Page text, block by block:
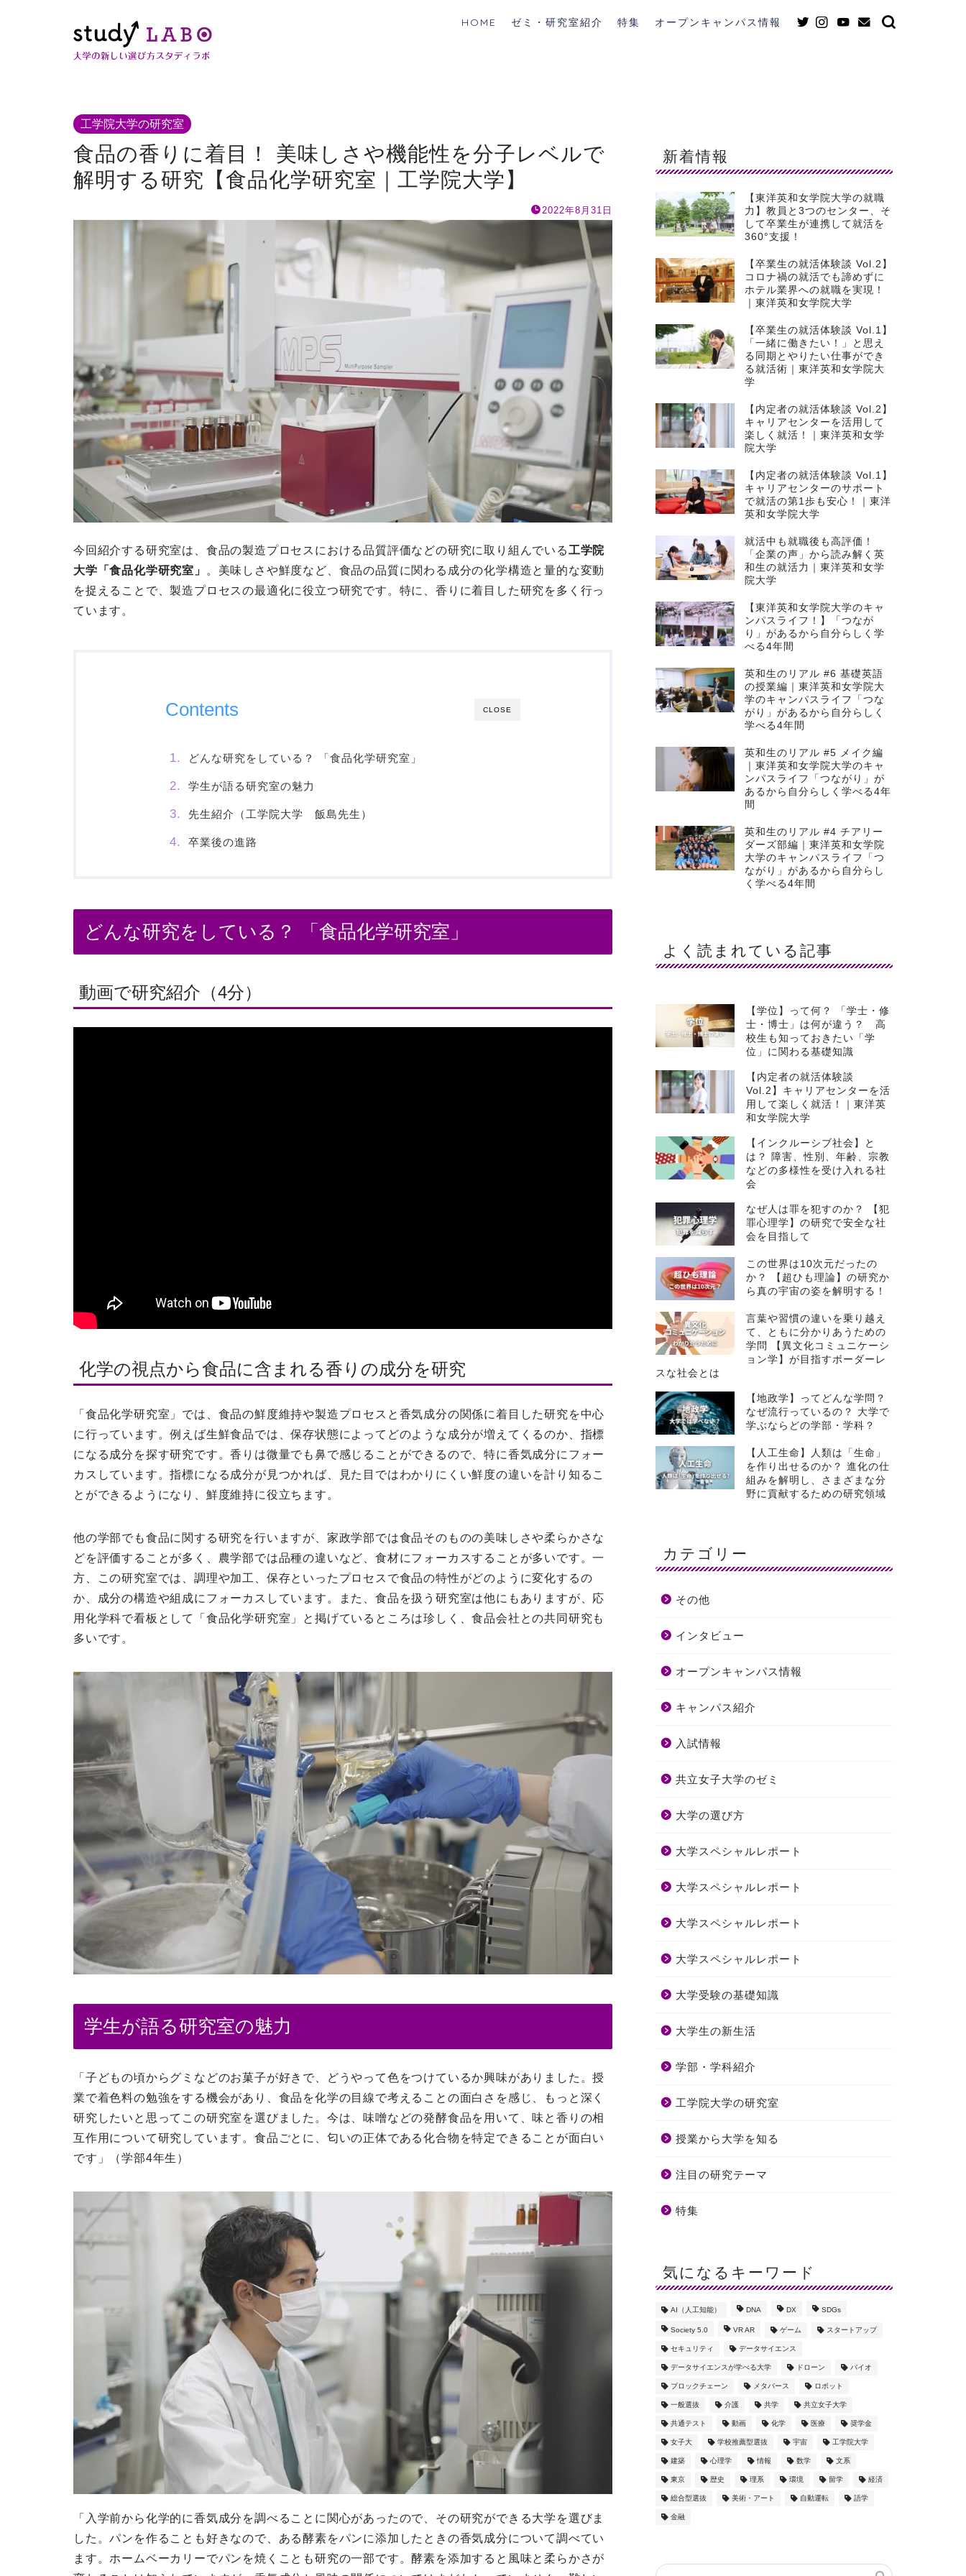
HOME ゼミ・研究室紹介 特集 オープンキャンパス情報
工学院大学の研究室
食品の香りに着目！ 美味しさや機能性を分子レベルで
解明する研究【食品化学研究室｜工学院大学】
2022年8月31日
今回紹介する研究室は、食品の製造プロセスにおける品質評価などの研究に取り組んでいる工学院
大学「食品化学研究室」
。美味しさや鮮度など、食品の品質に関わる成分の化学構造と量的な変動
を捉えることで、製造プロセスの最適化に役立つ研究です。特に、香りに着目した研究を多く行っ
ています。
CLOSE
Contents
どんな研究をしている？ 「食品化学研究室」
学生が語る研究室の魅力
先生紹介（工学院大学 飯島先生）
卒業後の進路
どんな研究をしている？ 「食品化学研究室」
動画で研究紹介（4分）
化学の視点から食品に含まれる香りの成分を研究
「食品化学研究室」では、食品の鮮度維持や製造プロセスと香気成分の関係に着目した研究を中心
に行っています。例えば生鮮食品では、保存状態によってどのような成分が増えてくるのか、指標
になる成分を探す研究です。香りは微量でも鼻で感じることができるので、特に香気成分にフォー
カスしています。指標になる成分が見つかれば、見た目ではわかりにくい鮮度の違いを計り知るこ
とができるようになり、鮮度維持に役立ちます。
他の学部でも食品に関する研究を行いますが、家政学部では食品そのものの美味しさや柔らかさな
どを評価することが多く、農学部では品種の違いなど、食材にフォーカスすることが多いです。一
方、この研究室では、調理や加工、保存といったプロセスで食品の特性がどのように変化するの
か、成分の構造や組成にフォーカスしています。また、食品を扱う研究室は他にもありますが、応
用化学科で看板として「食品化学研究室」と掲げているところは珍しく、食品会社との共同研究も
多いです。
学生が語る研究室の魅力
「子どもの頃からグミなどのお菓子が好きで、どうやって色をつけているか興味がありました。授
業で着色料の勉強をする機会があり、食品を化学の目線で考えることの面白さを感じ、もっと深く
研究したいと思ってこの研究室を選びました。今は、味噌などの発酵食品を用いて、味と香りの相
互作用について研究しています。食品ごとに、匂いの正体である化合物を特定できることが面白い
です」（学部4年生）
「入学前から化学的に香気成分を調べることに関心があったので、その研究ができる大学を選びま
した。パンを作ることも好きなので、ある酵素をパンに添加したときの香気成分について調べてい
ます。ホームベーカリーでパンを焼くことも研究の一部です。酵素を添加すると風味と柔らかさが
新着情報
【東洋英和女学院大学の就職
力】教員と3つのセンター、そ
して卒業生が連携して就活を
360°支援！
【卒業生の就活体験談 Vol.2】
コロナ禍の就活でも諦めずに
ホテル業界への就職を実現！
｜東洋英和女学院大学
【卒業生の就活体験談 Vol.1】
「一緒に働きたい！」と思え
る同期とやりたい仕事ができ
る就活術｜東洋英和女学院大
学
【内定者の就活体験談 Vol.2】
キャリアセンターを活用して
楽しく就活！｜東洋英和女学
院大学
【内定者の就活体験談 Vol.1】
キャリアセンターのサポート
で就活の第1歩も安心！｜東洋
英和女学院大学
就活中も就職後も高評価！
「企業の声」から読み解く英
和生の就活力｜東洋英和女学
院大学
【東洋英和女学院大学のキャ
ンパスライフ！】「つなが
り」があるから自分らしく学
べる4年間
英和生のリアル #6 基礎英語
の授業編｜東洋英和女学院大
学のキャンパスライフ「つな
がり」があるから自分らしく
学べる4年間
英和生のリアル #5 メイク編
｜東洋英和女学院大学のキャ
ンパスライフ「つながり」が
あるから自分らしく学べる4年
間
英和生のリアル #4 チアリー
ダーズ部編｜東洋英和女学院
大学のキャンパスライフ「つ
ながり」があるから自分らし
く学べる4年間
よく読まれている記事
【学位】って何？ 「学士・修
士・博士」は何が違う？ 高
校生も知っておきたい「学
位」に関わる基礎知識
【内定者の就活体験談
Vol.2】キャリアセンターを活
用して楽しく就活！｜東洋英
和女学院大学
【インクルーシブ社会】と
は？ 障害、性別、年齢、宗教
などの多様性を受け入れる社
会
なぜ人は罪を犯すのか？ 【犯
罪心理学】の研究で安全な社
会を目指して
この世界は10次元だったの
か？ 【超ひも理論】の研究か
ら真の宇宙の姿を解明する！
言葉や習慣の違いを乗り越え
て、ともに分かりあうための
学問 【異文化コミュニケーシ
ョン学】が目指すボーダーレ
スな社会とは
【地政学】ってどんな学問？
なぜ流行っているの？ 大学で
学ぶならどの学部・学科？
【人工生命】人類は「生命」
を作り出せるのか？ 進化の仕
組みを解明し、さまざまな分
野に貢献するための研究領域
カテゴリー
その他
インタビュー
オープンキャンパス情報
キャンパス紹介
入試情報
共立女子大学のゼミ
大学の選び方
大学スペシャルレポート
大学スペシャルレポート
大学スペシャルレポート
大学スペシャルレポート
大学受験の基礎知識
大学生の新生活
学部・学科紹介
工学院大学の研究室
授業から大学を知る
注目の研究テーマ
特集
気になるキーワード
AI（人工知能） DNA DX SDGs
Society 5.0 VR AR ゲーム スタートアップ
セキュリティ データサイエンス
データサイエンスが学べる大学 ドローン バイオ
ブロックチェーン メタバース ロボット
一般選抜 介護 共学 共立女子大学
共通テスト 動画 化学 医療 奨学金
女子大 学校推薦型選抜 宇宙 工学院大学
建築 心理学 情報 数学 文系
東京 歴史 理系 環境 留学 経済
総合型選抜 美術・アート 自動運転 語学
金融